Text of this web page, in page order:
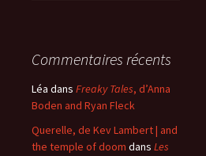
Commentaires récents
Léa dans Freaky Tales, d’Anna
Boden and Ryan Fleck
Querelle, de Kev Lambert | and
the temple of doom dans Les